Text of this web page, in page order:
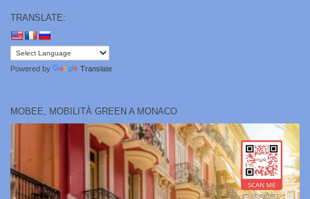
TRANSLATE:
Powered by Translate
MOBEE, MOBILITÀ GREEN A MONACO